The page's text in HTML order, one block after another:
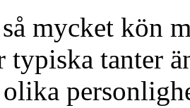
mycket kön
typiska tanter